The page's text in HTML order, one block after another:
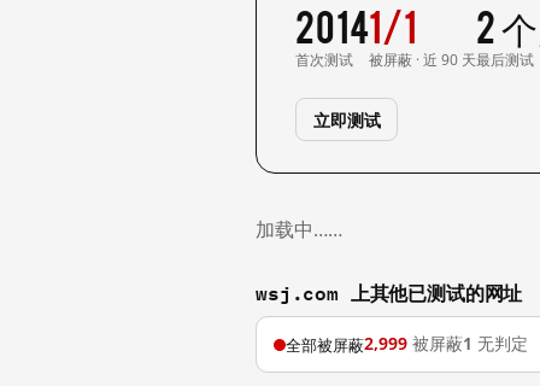
2014
首次测试
1/1
被屏蔽 · 近 90 天
2
最后测试
立即测试
加载中……
wsj.com 上其他已测试的网址
全部被屏蔽2,999 被屏蔽1 无判定